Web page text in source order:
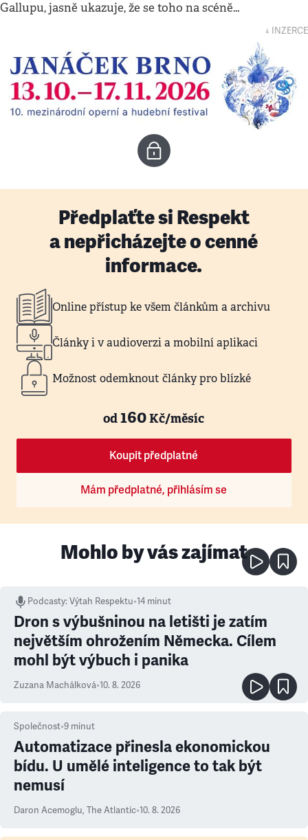
Gallupu, jasně ukazuje, že se toho na scéně…
↓ INZERCE
Předplaťte si Respekt
a nepřicházejte o cenné
informace.
Online přístup ke všem článkům a archivu
Články i v audioverzi a mobilní aplikaci
Možnost odemknout články pro blízké
od160Kč/měsíc
Koupit předplatné
Mám předplatné, přihlásím se
Mohlo by vás zajímat
Podcasty:Výtah Respektu•14 minut
Dron s výbušninou na letišti je zatím
největším ohrožením Německa. Cílem
mohl být výbuch i panika
Zuzana Machálková•10. 8. 2026
Společnost•9 minut
Automatizace přinesla ekonomickou
bídu. U umělé inteligence to tak být
nemusí
Daron Acemoglu, The Atlantic•10. 8. 2026